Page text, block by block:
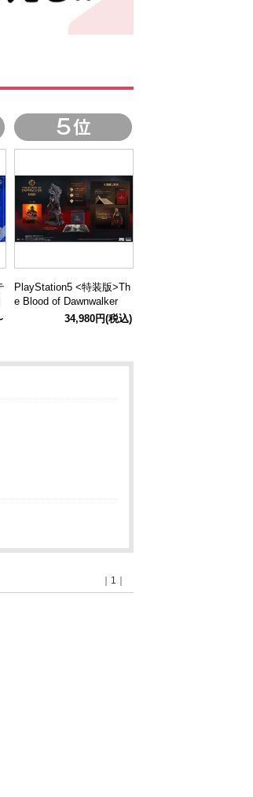
PlayStation5 <特装版>Th
e Blood of Dawnwalker
※18歳未満の方はご購入
34,980円(税込)
｜1｜